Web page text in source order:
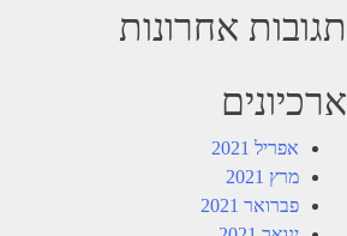
תגובות אחרונות
ארכיונים
אפריל 2021
מרץ 2021
פברואר 2021